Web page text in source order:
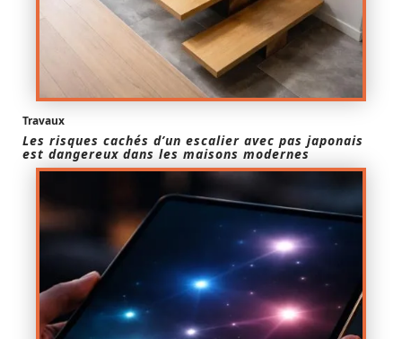
Travaux
Les risques cachés d’un escalier avec pas japonais
est dangereux dans les maisons modernes